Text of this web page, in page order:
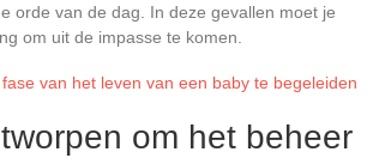
orde van de dag. In deze gevallen moet je
om uit de impasse te komen.
van het leven van een baby te begeleiden
om het beheer